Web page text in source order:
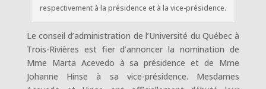
respectivement à la présidence et à la vice-présidence.
Le conseil d’administration de l’Université du Québec à
Trois-Rivières est fier d’annoncer la nomination de
Mme Marta Acevedo à sa présidence et de Mme
Johanne Hinse à sa vice-présidence. Mesdames